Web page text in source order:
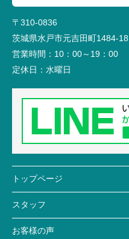
〒310-0836
茨城県水戸市元吉田町1484-18
営業時間： 10：00～19：00
定休日： 水曜日
トップページ
スタッフ
お客様の声